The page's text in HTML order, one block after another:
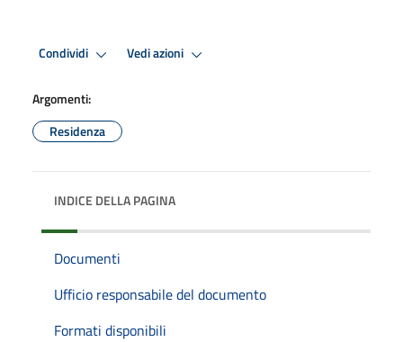
Condividi Vedi azioni
Argomenti:
Residenza
INDICE DELLA PAGINA
Documenti
Ufficio responsabile del documento
Formati disponibili